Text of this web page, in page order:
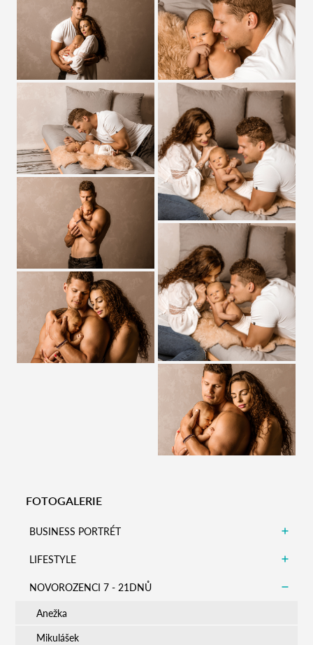
Zobrazit detail Zobrazit detail
Zobrazit detail Zobrazit detail
Zobrazit detail
Zobrazit detail
Zobrazit detail
Zobrazit detail
FOTOGALERIE
BUSINESS PORTRÉT
LIFESTYLE
NOVOROZENCI 7 - 21DNŮ
Anežka
Mikulášek